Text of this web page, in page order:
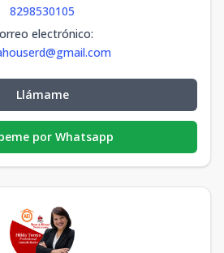
8298530105
electrónico:
Llámame
por Whatsapp